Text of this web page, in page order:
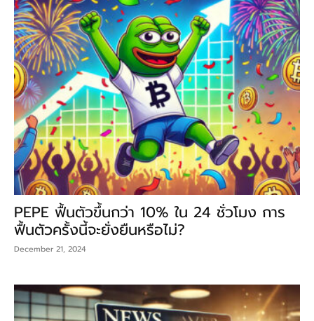
PEPE ฟื้นตัวขึ้นกว่า 10% ใน 24 ชั่วโมง การ
ฟื้นตัวครั้งนี้จะยั่งยืนหรือไม่?
December 21, 2024